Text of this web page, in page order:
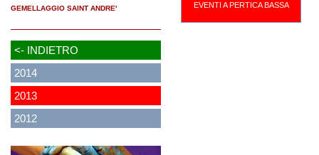
GEMELLAGGIO SAINT ANDRE'
<- INDIETRO
2014
2013
2012
EVENTI A PERTICA BASSA